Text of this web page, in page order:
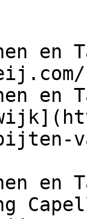
en
en
en